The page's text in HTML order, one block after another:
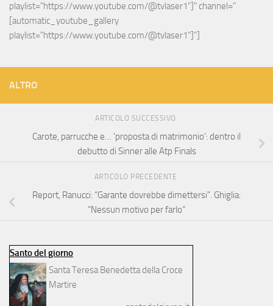
playlist="https://www.youtube.com/@tvlaser1"]" channel="
[automatic_youtube_gallery
playlist="https://www.youtube.com/@tvlaser1"]"]
ALTRO
ARTICOLO SUCCESSIVO
Carote, parrucche e… ‘proposta di matrimonio’: dentro il
debutto di Sinner alle Atp Finals
ARTICOLO PRECEDENTE
Report, Ranucci: “Garante dovrebbe dimettersi”. Ghiglia:
“Nessun motivo per farlo”
Santo del giorno
Santa Teresa Benedetta della Croce
Martire